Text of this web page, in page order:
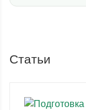
Статьи